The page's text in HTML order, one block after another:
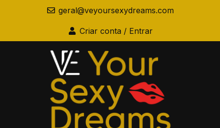
geral@veyoursexydreams.com
Criar conta / Entrar